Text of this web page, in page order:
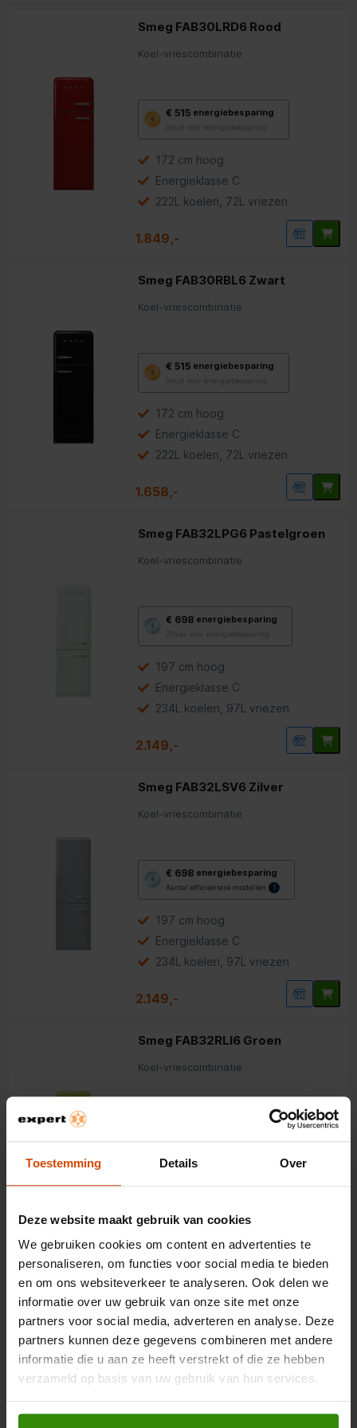
Toestemming Details Over
Deze website maakt gebruik van cookies
We gebruiken cookies om content en advertenties te
personaliseren, om functies voor social media te bieden
en om ons websiteverkeer te analyseren. Ook delen we
informatie over uw gebruik van onze site met onze
partners voor social media, adverteren en analyse. Deze
partners kunnen deze gegevens combineren met andere
informatie die u aan ze heeft verstrekt of die ze hebben
verzameld op basis van uw gebruik van hun services.
Smeg FAB30LRD6 Rood
Koel-vriescombinatie
€ 515 energiebesparing
Goud voor energiebesparing
deze
Youreko’s
voor
energiebesparing.
172 cm hoog
Energieklasse C
222L koelen, 72L vriezen
1.849,-
Smeg FAB30RBL6 Zwart
Koel-vriescombinatie
€ 515 energiebesparing
Goud voor energiebesparing
deze
Youreko’s
voor
energiebesparing.
172 cm hoog
Energieklasse C
222L koelen, 72L vriezen
1.658,-
Smeg FAB32LPG6 Pastelgroen
Koel-vriescombinatie
€ 698 energiebesparing
Zilver voor energiebesparing
Youreko’s
voor
energiebesparing.
197 cm hoog
Energieklasse C
234L koelen, 97L vriezen
2.149,-
Smeg FAB32LSV6 Zilver
Koel-vriescombinatie
€ 698 energiebesparing
Aantal efficiëntere modellen 1
Youreko’s
voor
energiebesparing.
197 cm hoog
Energieklasse C
234L koelen, 97L vriezen
2.149,-
Smeg FAB32RLI6 Groen
Koel-vriescombinatie
energiebesparing
Zilver voor energiebesparing
knop
opent
Youreko’s
234L koelen, 97L vriezen
2.149,-
Smeg FAB32ROR6 Oranje
Koel-vriescombinatie
€ 698energiebesparing
Met
deze
knop
opent